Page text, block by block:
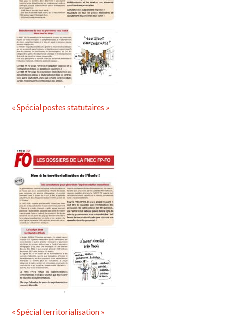
« Spécial postes statutaires »
« Spécial territorialisation »